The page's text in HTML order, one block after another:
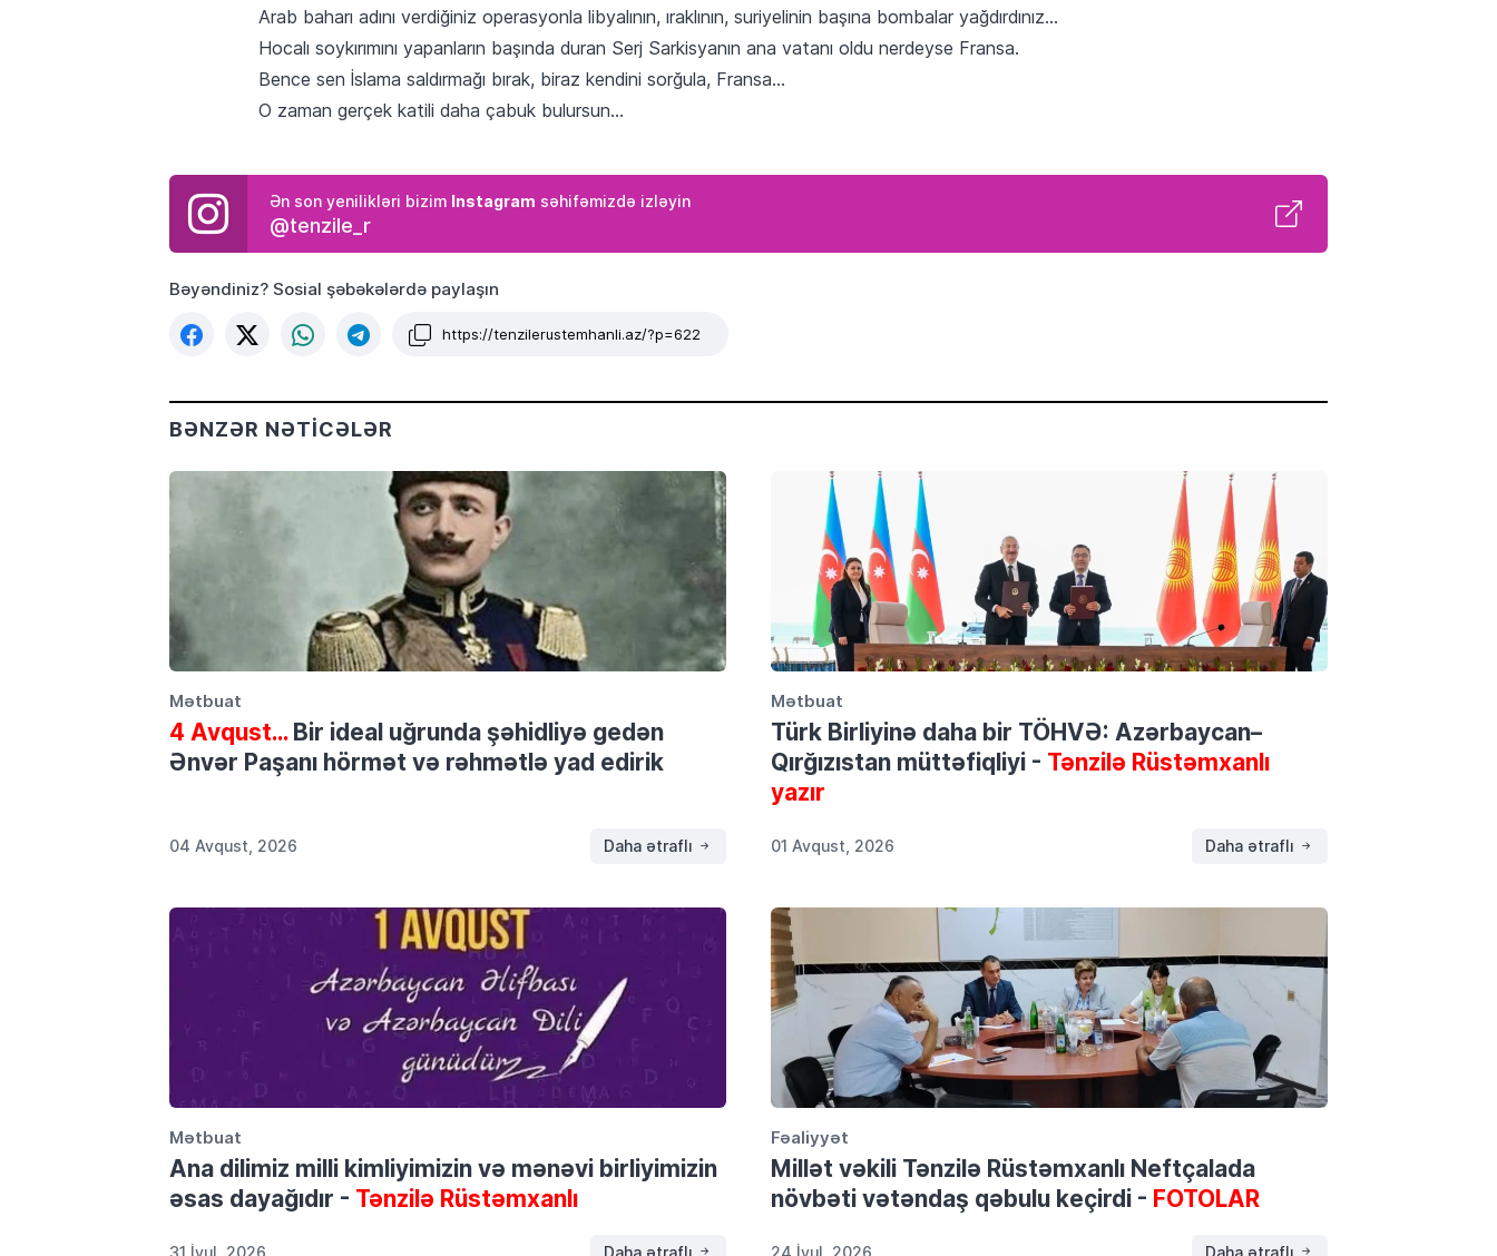
Arab baharı adını verdiğiniz operasyonla libyalının, ıraklının, suriyelinin başına bombalar yağdırdınız…
Hocalı soykırımını yapanların başında duran Serj Sarkisyanın ana vatanı oldu nerdeyse Fransa.
Bence sen İslama saldırmağı bırak, biraz kendini sorğula, Fransa…
O zaman gerçek katili daha çabuk bulursun…
Ən son yenilikləri bizim Instagram səhifəmizdə izləyin
@tenzile_r
Bəyəndiniz? Sosial şəbəkələrdə paylaşın
https://tenzilerustemhanli.az/?p=622
BƏNZƏR NƏTICƏLƏR
Mətbuat
4 Avqust…Bir ideal uğrunda şəhidliyə gedən
Ənvər Paşanı hörmət və rəhmətlə yad edirik
04 Avqust, 2026 Daha ətraflı
Mətbuat
Türk Birliyinə daha bir TÖHVƏ: Azərbaycan–
Qırğızıstan müttəfiqliyi - Tənzilə Rüstəmxanlı
yazır
01 Avqust, 2026 Daha ətraflı
Mətbuat
Ana dilimiz milli kimliyimizin və mənəvi birliyimizin
əsas dayağıdır - Tənzilə Rüstəmxanlı
Fəaliyyət
Millət vəkili Tənzilə Rüstəmxanlı Neftçalada
növbəti vətəndaş qəbulu keçirdi - FOTOLAR